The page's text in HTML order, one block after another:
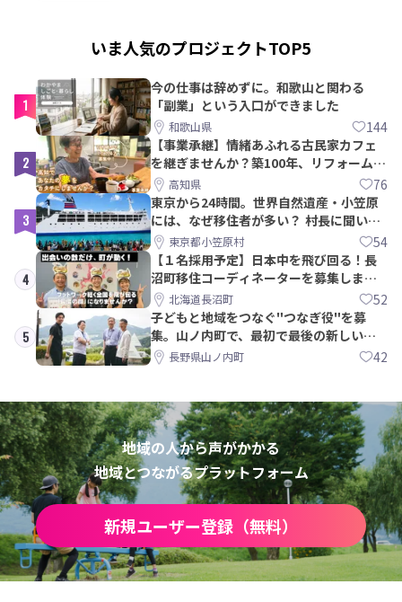
いま人気のプロジェクトTOP5
1
今の仕事は辞めずに。和歌山と関わる
「副業」という入口ができました
和歌山県 144
2
【事業承継】情緒あふれる古民家カフェ
を継ぎませんか？築100年、リフォームか
ら約10年！
高知県 76
3
東京から24時間。世界自然遺産・小笠原
には、なぜ移住者が多い？ 村長に聞いて
みた東京都小笠原村 54
4
【１名採用予定】日本中を飛び回る！長
沼町移住コーディネーターを募集しま
す！北海道長沼町 52
5
子どもと地域をつなぐ"つなぎ役"を募
集。山ノ内町で、最初で最後の新しい学
校づくりを一緒に
長野県山ノ内町 42
地域の人から声がかかる
地域とつながるプラットフォーム
新規ユーザー登録（無料）